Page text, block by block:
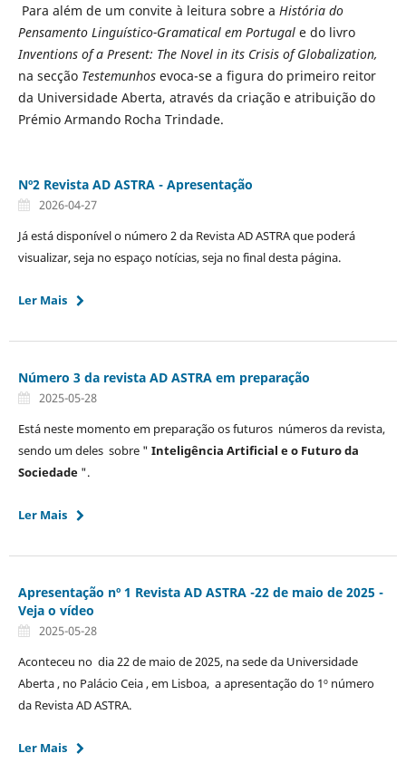
Para além de um convite à leitura sobre a História do
Pensamento Linguístico-Gramatical em Portugale do livro
Inventions of a Present: The Novel in its Crisis of Globalization,
na secção Testemunhosevoca-se a figura do primeiro reitor
da Universidade Aberta, através da criação e atribuição do
Prémio Armando Rocha Trindade.
Nº2 Revista AD ASTRA - Apresentação
2026-04-27
Já está disponível o número 2 da Revista AD ASTRA que poderá
visualizar, seja no espaço notícias, seja no final desta página.
Ler Mais
Número 3 da revista AD ASTRA em preparação
2025-05-28
Está neste momento em preparação os futuros números da revista,
sendo um deles sobre " Inteligência Artificial e o Futuro da
Sociedade".
Ler Mais
Apresentação nº 1 Revista AD ASTRA -22 de maio de 2025 -
Veja o vídeo
2025-05-28
Aconteceu no dia 22 de maio de 2025, na sede da Universidade
Aberta , no Palácio Ceia , em Lisboa, a apresentação do 1º número
da Revista AD ASTRA.
Ler Mais